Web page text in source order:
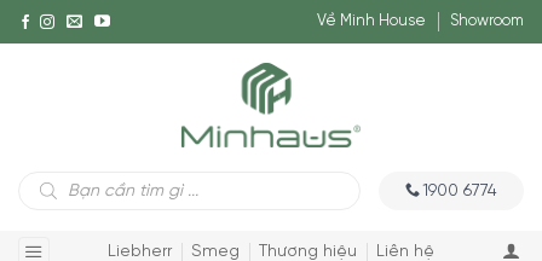
Về Minh House Showroom
Tìm
kiếm
1900 6774
Liebherr Smeg Thương hiệu Liên hệ